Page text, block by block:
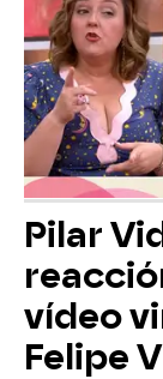
Pilar
vídeo
Felipe